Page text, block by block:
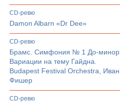
CD-ревю
Damon Albarn «Dr Dee»
CD-ревю
Брамс. Симфония № 1 До-минор,
Вариации на тему Гайдна.
Budapest Festival Orchestra, Иван
Фишер
CD-ревю